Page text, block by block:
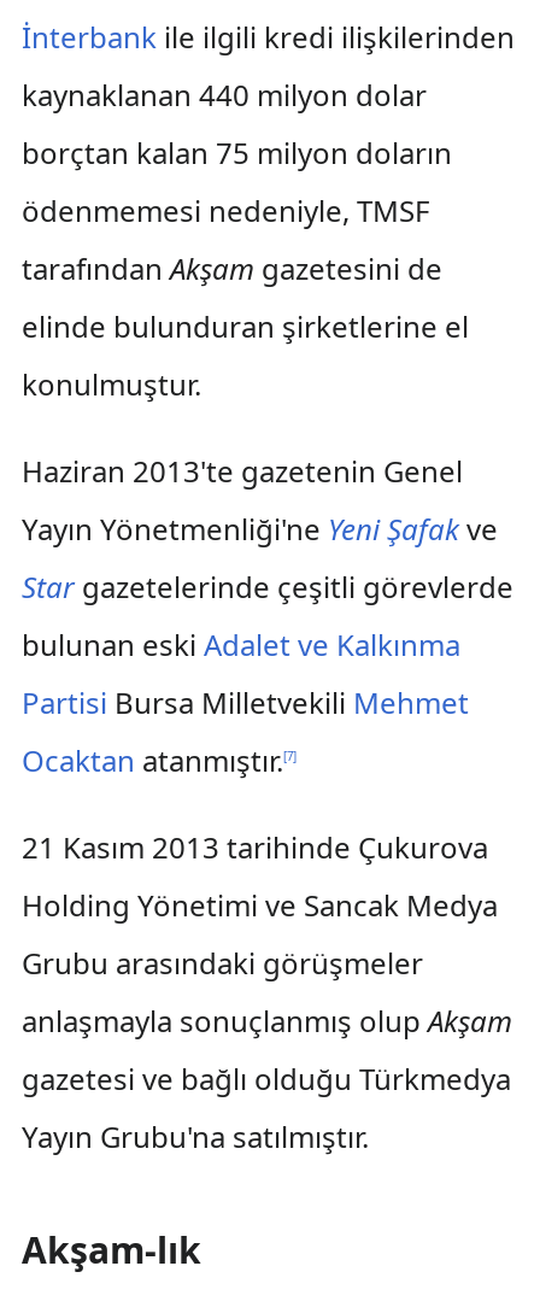
İnterbankile ilgili kredi ilişkilerinden
kaynaklanan 440 milyon dolar
borçtan kalan 75 milyon doların
ödenmemesi nedeniyle, TMSF
tarafındanAkşam gazetesini de
elinde bulunduran şirketlerine el
konulmuştur.
Haziran 2013'te gazetenin Genel
Yayın Yönetmenliği'ne Yeni Şafakve
Stargazetelerinde çeşitli görevlerde
bulunan eski Adalet ve Kalkınma
Partisi Bursa Milletvekili Mehmet
Ocaktan atanmıştır.[7]
21 Kasım 2013 tarihinde Çukurova
Holding Yönetimi ve Sancak Medya
Grubu arasındaki görüşmeler
anlaşmayla sonuçlanmış olupAkşam
gazetesi ve bağlı olduğu Türkmedya
Yayın Grubu'na satılmıştır.
Akşam-lık